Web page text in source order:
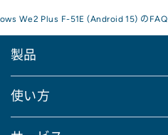
We2 Plus F-51E (Android 15) のFAQ
製品
使い方